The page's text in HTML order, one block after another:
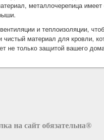
металлочерепица
и теплоизоляции,
материал для кровли,
не только защитой вашего
на сайт обязательна®